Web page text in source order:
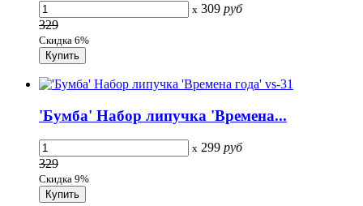
x 309 руб
329
Скидка 6%
'Бумба' Набор липучка 'Времена...
x 299 руб
329
Скидка 9%